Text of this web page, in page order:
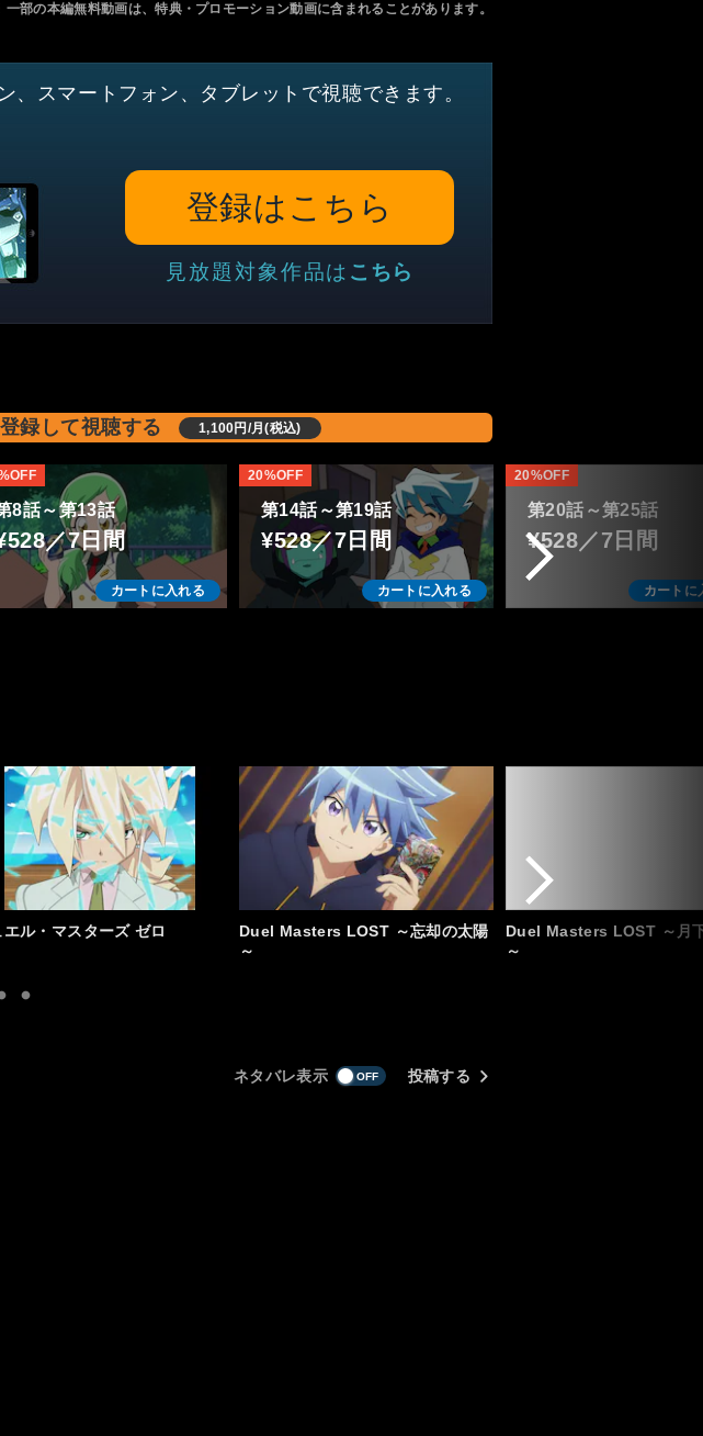
一部の本編無料動画は、特典・プロモーション動画に含まれることがあります。
スマートフォン、タブレットで視聴できます。
登録はこちら
見放題対象作品は こちら
録して視聴する 1,100円/月(税込)
8話～第13話
／7日間
カートに入れる
第14話～第19話
¥528／7日間
カートに入れる
20%OFF
第20話～第25話
¥528／7日間
カートに
20%OFF
エル・マスターズ ゼロ
Duel Masters LOST ～忘却の太陽
～
Duel Masters LOST ～月
～
ネタバレ表示 投稿する